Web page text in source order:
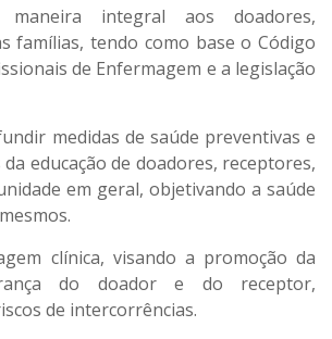
integral aos doadores,
famílias, tendo como base o Código
de Enfermagem e a legislação
medidas de saúde preventivas e
educação de doadores, receptores,
em geral, objetivando a saúde
clínica, visando a promoção da
do doador e do receptor,
de intercorrências.